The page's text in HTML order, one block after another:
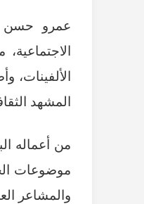
عمرو حسن
المشهد
من أعماله
موضوعات
والمشاعر